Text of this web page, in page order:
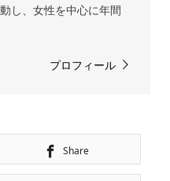
し、女性を中心に年間
プロフィール
Share